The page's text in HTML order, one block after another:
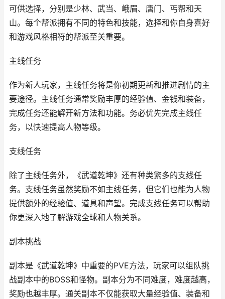
可供选择，分别是少林、武当、峨眉、唐门、丐帮和天
山。每个帮派拥有不同的特色和技能，选择和你自身喜好
和游戏风格相符的帮派至关重要。
主线任务
作为新人玩家，主线任务将是你初期更新和推进剧情的主
要途径。主线任务通常奖励丰厚的经验值、金钱和装备，
完成任务还能解开新方法和功能。务必优先完成主线任
务，以快速提高人物等级。
支线任务
除了主线任务外，《武道乾坤》还有种类繁多的支线任
务。支线任务虽然奖励不如主线任务，但它们也能为人物
提供额外的经验值、道具和声望。完成支线任务可以帮助
你更深入地了解游戏全球和人物关系。
副本挑战
副本是《武道乾坤》中重要的PVE方法，玩家可以组队挑
战副本中的BOSS和怪物。副本分为不同难度，难度越高，
奖励也越丰厚。通关副本不仅能获取大量经验值、装备和